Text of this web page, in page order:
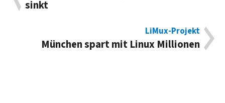
sinkt
LiMux-Projekt
München spart mit Linux Millionen